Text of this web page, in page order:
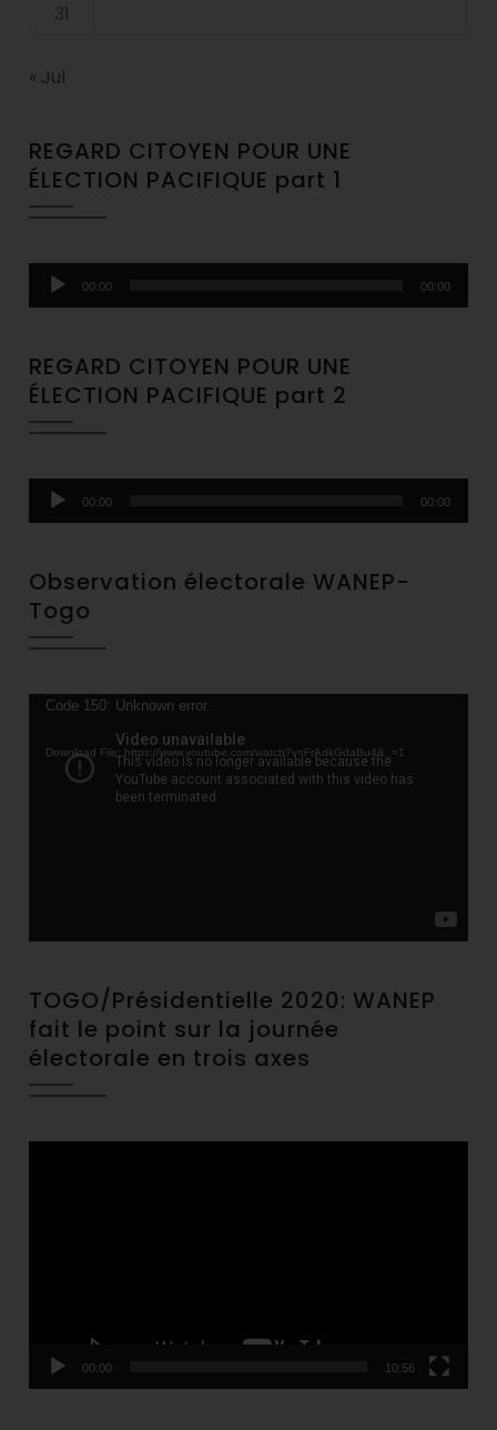
31
« Jul
REGARD CITOYEN POUR UNE
ÉLECTION PACIFIQUE part 1
Audio
Player
00:00 00:00
REGARD CITOYEN POUR UNE
ÉLECTION PACIFIQUE part 2
Audio
Player
00:00 00:00
Observation électorale WANEP-
Togo
Video
Code 150: Unknown error.
Download File: https://www.youtube.com/watch?v=FrAdkGdaBu4&_=1
TOGO/Présidentielle 2020: WANEP
fait le point sur la journée
électorale en trois axes
00:00 10:56